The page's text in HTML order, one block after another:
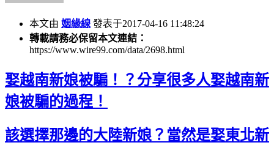
本文由 姻緣線 發表于2017-04-16 11:48:24
轉載請務必保留本文連結：
https://www.wire99.com/data/2698.html
娶越南新娘被騙！？分享很多人娶越南新
娘被騙的過程！
該選擇那邊的大陸新娘？當然是娶東北新